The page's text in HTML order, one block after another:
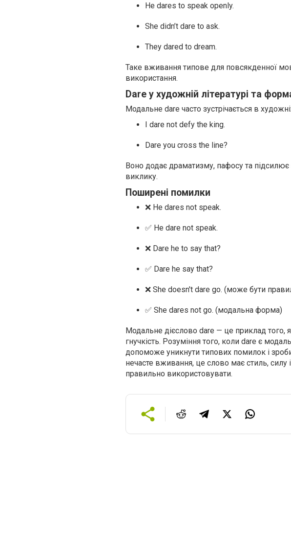
He dares to speak openly.
She didn’t dare to ask.
They dared to dream.
Таке вживання типове для повсякденної
використання.
Dare у художній літературі та
Модальне dare часто зустрічається в
I dare not defy the king.
Dare you cross the line?
Воно додає драматизму, пафосу та
виклику.
Поширені помилки
❌ He dares not speak.
✅ He dare not speak.
❌ Dare he to say that?
✅ Dare he say that?
❌ She doesn't dare go. (може бути
✅ She dares not go. (модальна форма)
Модальне дієслово dare — це приклад того,
гнучкість. Розуміння того, коли dare є
допоможе уникнути типових помилок і
нечасте вживання, це слово має стиль, силу
правильно використовувати.